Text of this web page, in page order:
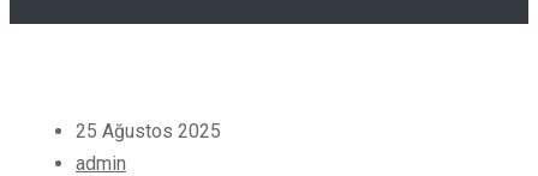
25 Ağustos 2025
admin